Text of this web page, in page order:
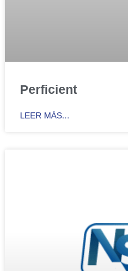
Perficient
LEER MÁS...